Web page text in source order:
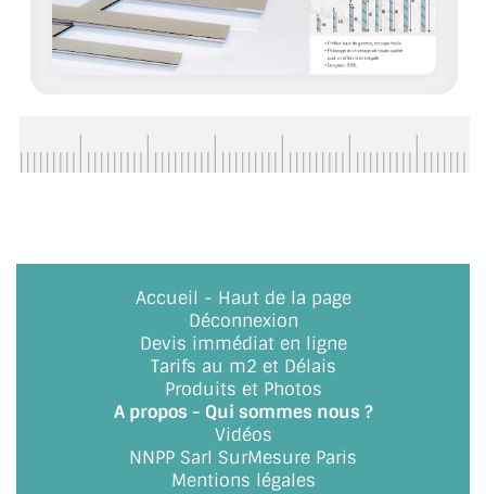
Accueil - Haut de la page
Déconnexion
Devis immédiat en ligne
Tarifs au m2 et Délais
Produits et Photos
A propos - Qui sommes nous ?
Vidéos
NNPP Sarl SurMesure Paris
Mentions légales